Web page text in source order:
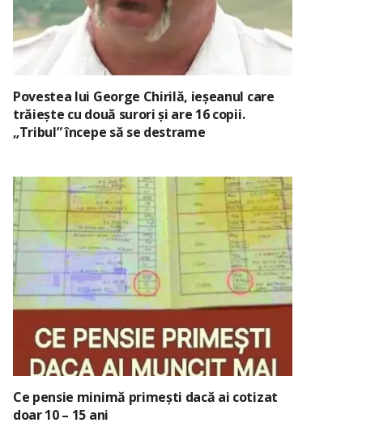
Povestea lui George Chirilă, ieșeanul care
trăiește cu două surori și are 16 copii.
„Tribul” începe să se destrame
Ce pensie minimă primești dacă ai cotizat
doar 10 – 15 ani